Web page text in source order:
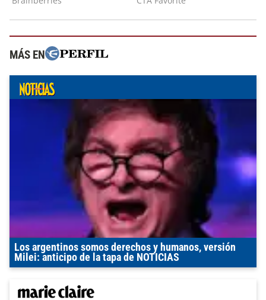
MÁS EN
Los argentinos somos derechos y humanos, versión
Milei: anticipo de la tapa de NOTICIAS